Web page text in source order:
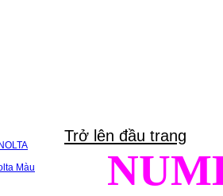
Màu
Trở lên đầu trang